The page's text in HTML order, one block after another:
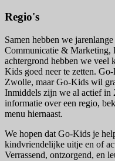
Regio's
Samen hebben we
Communicatie & Marketing,
achtergrond hebben we veel
Kids goed neer te zetten.
Zwolle, maar Go-Kids wil
Inmiddels zijn we al actief in
informatie over een regio,
menu hiernaast.
We hopen dat Go-Kids je
kindvriendelijke uitje en of
Verrassend, ontzorgend, en